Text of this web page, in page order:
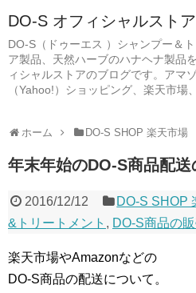
DO-S オフィシャルスト
DO-S（ドゥーエス ）シャンプー＆
ア製品、天然ハーブのハナヘナ製品
ィシャルストアのブログです。アマ
（Yahoo!）ショッピング、楽天市場
ホーム DO-S SHOP 楽天市場
年末年始のDO-S商品配送
2016/12/12 DO-S SHOP
&トリートメント , DO-S商品の
楽天市場やAmazonなどの
DO-S商品の配送について。